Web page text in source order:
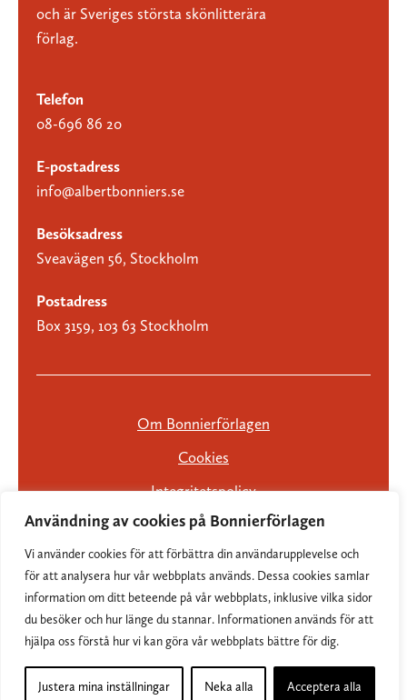
Användning av cookies på Bonnierförlagen
Vi använder cookies för att förbättra din användarupplevelse och
för att analysera hur vår webbplats används. Dessa cookies samlar
information om ditt beteende på vår webbplats, inklusive vilka sidor
du besöker och hur länge du stannar. Informationen används för att
hjälpa oss förstå hur vi kan göra vår webbplats bättre för dig.
Justera mina inställningar Neka alla Acceptera alla
och är Sveriges största skönlitterära
förlag.
Telefon
08-696 86 20
E-postadress
info@albertbonniers.se
Besöksadress
Sveavägen 56, Stockholm
Postadress
Box 3159, 103 63 Stockholm
Om Bonnierförlagen
Cookies
Integritetspolicy